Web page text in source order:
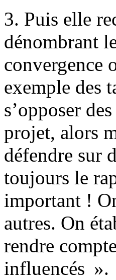
3. Puis elle
dénombrant
convergence
exemple des
s’opposer
projet, alors
défendre sur
toujours le
important !
autres. On
rendre
influencés ».